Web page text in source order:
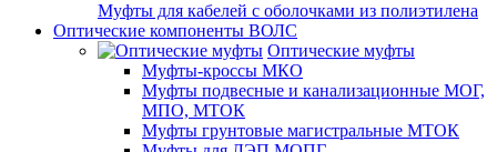
Муфты для кабелей с оболочками из полиэтилена
Оптические компоненты ВОЛС
Оптические муфты
Муфты-кроссы МКО
Муфты подвесные и канализационные МОГ,
МПО, МТОК
Муфты грунтовые магистральные МТОК